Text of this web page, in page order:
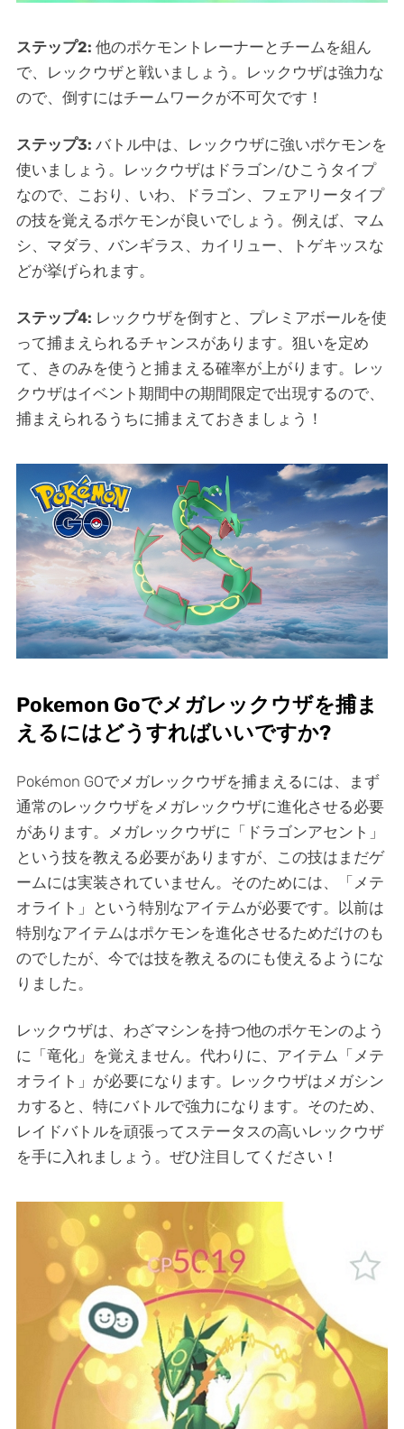
ステップ2: 他のポケモントレーナーとチームを組ん
で、レックウザと戦いましょう。レックウザは強力な
ので、倒すにはチームワークが不可欠です！
ステップ3: バトル中は、レックウザに強いポケモンを
使いましょう。レックウザはドラゴン/ひこうタイプ
なので、こおり、いわ、ドラゴン、フェアリータイプ
の技を覚えるポケモンが良いでしょう。例えば、マム
シ、マダラ、バンギラス、カイリュー、トゲキッスな
どが挙げられます。
ステップ4: レックウザを倒すと、プレミアボールを使
って捕まえられるチャンスがあります。狙いを定め
て、きのみを使うと捕まえる確率が上がります。レッ
クウザはイベント期間中の期間限定で出現するので、
捕まえられるうちに捕まえておきましょう！
Pokemon Goでメガレックウザを捕ま
えるにはどうすればいいですか?
Pokémon GOでメガレックウザを捕まえるには、まず
通常のレックウザをメガレックウザに進化させる必要
があります。メガレックウザに「ドラゴンアセント」
という技を教える必要がありますが、この技はまだゲ
ームには実装されていません。そのためには、「メテ
オライト」という特別なアイテムが必要です。以前は
特別なアイテムはポケモンを進化させるためだけのも
のでしたが、今では技を教えるのにも使えるようにな
りました。
レックウザは、わざマシンを持つ他のポケモンのよう
に「竜化」を覚えません。代わりに、アイテム「メテ
オライト」が必要になります。レックウザはメガシン
カすると、特にバトルで強力になります。そのため、
レイドバトルを頑張ってステータスの高いレックウザ
を手に入れましょう。ぜひ注目してください！